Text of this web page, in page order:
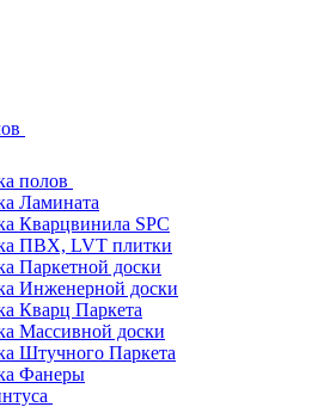
полов
Ламината
Кварцвинила SPC
ПВХ, LVT плитки
Паркетной доски
Инженерной доски
Кварц Паркета
Массивной доски
Штучного Паркета
Фанеры